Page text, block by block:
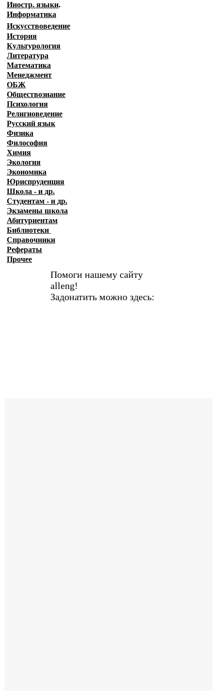
Иностр. языки.
Информатика
Искусствоведение
История
Культурология
Литература
Математика
Менеджмент
ОБЖ
Обществознание
Психология
Религиоведение
Русский язык
Физика
Философия
Химия
Экология
Экономика
Юриспруденция
Школа - и др.
Студентам - и др.
Экзамены школа
Абитуриентам
Библиотеки
Справочники
Рефераты
Прочее
Помоги нашему сайту
alleng!
Задонатить можно здесь: